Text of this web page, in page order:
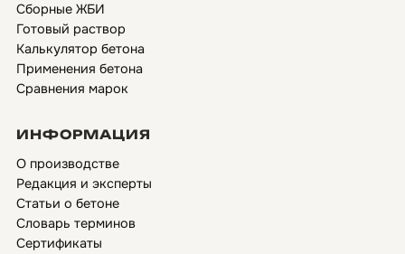
Сборные ЖБИ
Готовый раствор
Калькулятор бетона
Применения бетона
Сравнения марок
ИНФОРМАЦИЯ
О производстве
Редакция и эксперты
Статьи о бетоне
Словарь терминов
Сертификаты